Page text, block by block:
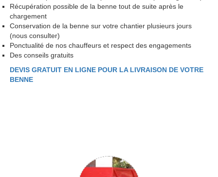
Récupération possible de la benne tout de suite après le
chargement
Conservation de la benne sur votre chantier plusieurs jours
(nous consulter)
Ponctualité de nos chauffeurs et respect des engagements
Des conseils gratuits
DEVIS GRATUIT EN LIGNE POUR LA LIVRAISON DE VOTRE
BENNE